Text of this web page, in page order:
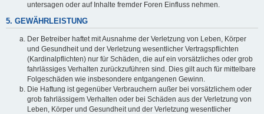
untersagen oder auf Inhalte fremder Foren Einfluss nehmen.
5. GEWÄHRLEISTUNG
Der Betreiber haftet mit Ausnahme der Verletzung von Leben, Körper
und Gesundheit und der Verletzung wesentlicher Vertragspflichten
(Kardinalpflichten) nur für Schäden, die auf ein vorsätzliches oder grob
fahrlässiges Verhalten zurückzuführen sind. Dies gilt auch für mittelbare
Folgeschäden wie insbesondere entgangenen Gewinn.
Die Haftung ist gegenüber Verbrauchern außer bei vorsätzlichem oder
grob fahrlässigem Verhalten oder bei Schäden aus der Verletzung von
Leben, Körper und Gesundheit und der Verletzung wesentlicher